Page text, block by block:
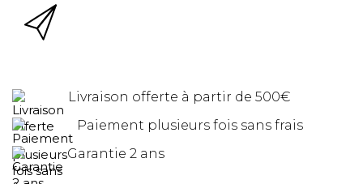
Livraison offerte à partir de 500€
Paiement plusieurs fois sans frais
Garantie 2 ans